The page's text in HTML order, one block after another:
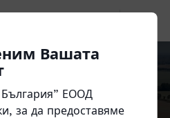
Вашата
ЕООД
за да предоставяме